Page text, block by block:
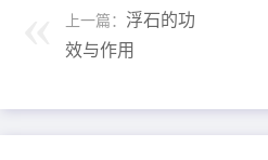
上一篇： 浮石的功
效与作用